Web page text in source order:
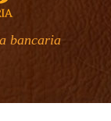
bancaria